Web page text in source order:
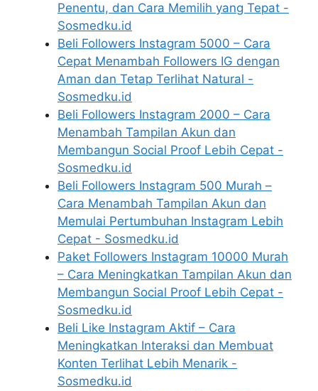
Penentu, dan Cara Memilih yang Tepat -
Sosmedku.id
Beli Followers Instagram 5000 – Cara
Cepat Menambah Followers IG dengan
Aman dan Tetap Terlihat Natural -
Sosmedku.id
Beli Followers Instagram 2000 – Cara
Menambah Tampilan Akun dan
Membangun Social Proof Lebih Cepat -
Sosmedku.id
Beli Followers Instagram 500 Murah –
Cara Menambah Tampilan Akun dan
Memulai Pertumbuhan Instagram Lebih
Cepat - Sosmedku.id
Paket Followers Instagram 10000 Murah
– Cara Meningkatkan Tampilan Akun dan
Membangun Social Proof Lebih Cepat -
Sosmedku.id
Beli Like Instagram Aktif – Cara
Meningkatkan Interaksi dan Membuat
Konten Terlihat Lebih Menarik -
Sosmedku.id